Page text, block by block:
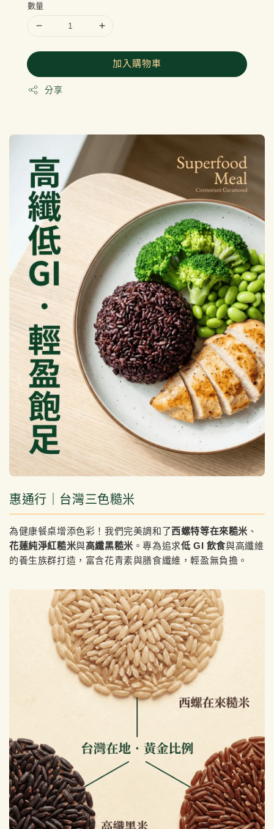
數量
加入購物車
分享
惠通行｜台灣三色糙米
為健康餐桌增添色彩！我們完美調和了西螺特等在來糙米 、
花蓮純淨紅糙米與高纖黑糙米 。專為追求低 GI 飲食與高纖維
的養生族群打造，富含花青素與膳食纖維，輕盈無負擔。